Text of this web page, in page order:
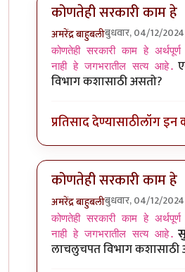
कोणतेही सरकारी काम हे
अमरेंद्र बाहुबलीबुधवार, 04/12/
In reply toकोणतेही
कोणतेही सरकारी काम हे अर्थपूर्ण
नाही हे जगभरातील सत्य आहे.
विभाग कशासाठी असतो?
प्रतिसाद देण्यासाठीलॉग इन
कोणतेही सरकारी काम हे
अमरेंद्र बाहुबलीबुधवार, 04/12/
In reply toकोणतेही
कोणतेही सरकारी काम हे अर्थपूर्ण
नाही हे जगभरातील सत्य आहे.
लाचलुचपत विभाग कशासाठी